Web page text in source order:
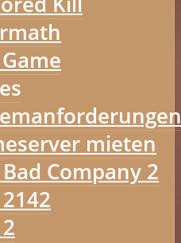
mieten
Company 2